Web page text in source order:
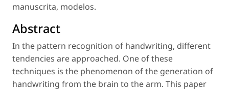
manuscrita, modelos.
Abstract
In the pattern recognition of handwriting, different
tendencies are approached. One of these
techniques is the phenomenon of the generation of
handwriting from the brain to the arm. This paper